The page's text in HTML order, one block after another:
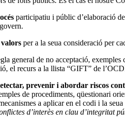
participatiu i públic d’elaboració
per a la seua consideració per
general de no acceptació,
el recurs a la llista “GIFT” de
prevenir i abordar riscos
de procediments, qüestionari
a aplicar en el codi i la
d’interès en clau d’integritat